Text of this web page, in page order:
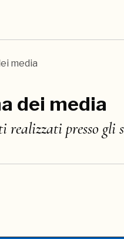
media
dei media
presso gli
Salone